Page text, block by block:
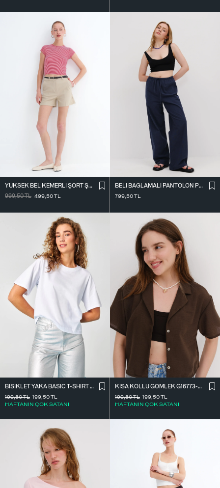
YÜKSEK BEL KEMERLI ŞORT Ş02336
999,50TL 499,50TL
BELI BAĞLAMALI PANTOLON PN17449
799,50TL
BISIKLET YAKA BASIC T-SHIRT P1002-E8
199,50TL
HAFTANIN ÇOK SATANI
199,50TL
KISA KOLLU GÖMLEK G16773-Z8
199,50TL
HAFTANIN ÇOK SATANI
199,50TL